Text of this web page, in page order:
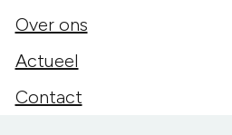
Over ons
Actueel
Contact